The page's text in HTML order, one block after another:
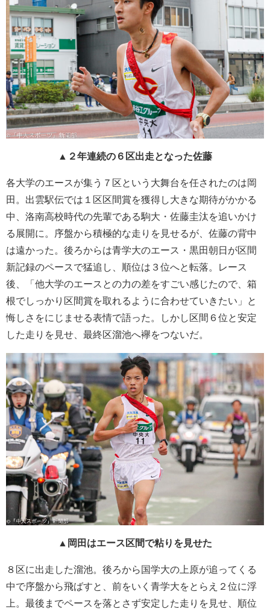
▲２年連続の６区出走となった佐藤
各大学のエースが集う７区という大舞台を任されたのは岡
田。出雲駅伝では１区区間賞を獲得し大きな期待がかかる
中、洛南高校時代の先輩である駒大・佐藤圭汰を追いかけ
る展開に。序盤から積極的な走りを見せるが、佐藤の背中
は遠かった。後ろからは青学大のエース・黒田朝日が区間
新記録のペースで猛追し、順位は３位へと転落。レース
後、「他大学のエースとの力の差をすごい感じたので、箱
根でしっかり区間賞を取れるように合わせていきたい」と
悔しさをにじませる表情で語った。しかし区間６位と安定
した走りを見せ、最終区溜池へ襷をつないだ。
▲岡田はエース区間で粘りを見せた
８区に出走した溜池。後ろから国学大の上原が追ってくる
中で序盤から飛ばすと、前をいく青学大をとらえ２位に浮
上。最後までペースを落とさず安定した走りを見せ、順位